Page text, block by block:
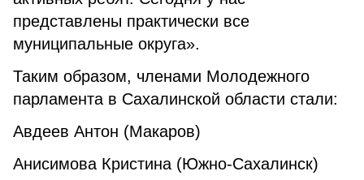
представлены практически все
муниципальные округа».
Таким образом, членами Молодежного
парламента в Сахалинской области стали:
Авдеев Антон (Макаров)
Анисимова Кристина (Южно-Сахалинск)